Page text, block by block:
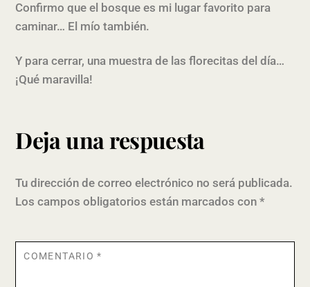
Confirmo que el bosque es mi lugar favorito para
caminar… El mío también.
Y para cerrar, una muestra de las florecitas del día…
¡Qué maravilla!
Deja una respuesta
Tu dirección de correo electrónico no será publicada.
Los campos obligatorios están marcados con*
COMENTARIO*